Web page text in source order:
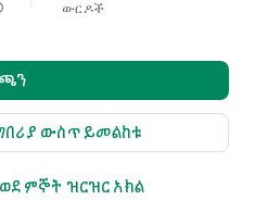
ውርዶች
ጫን
ውስጥ ይመልከቱ
ወደ ምኞት ዝርዝር አክል